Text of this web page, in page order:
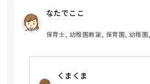
すい環境を作りたいと考えてお
でしょうか？
1.今の施設で不便と思うこと(
2.施設面でこういう物があっ
なること等を教えてください。
なたでここ
保育士, 幼稚園教諭, 保育園, 幼稚園
くまくま